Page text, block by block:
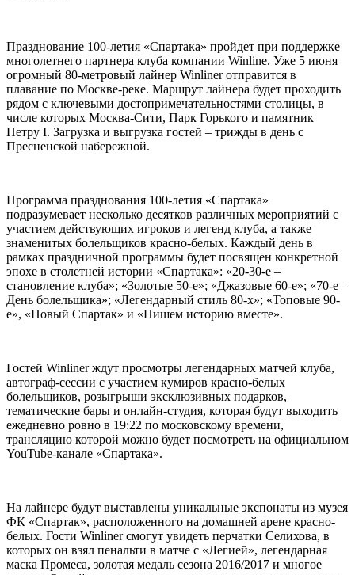
Празднование 100-летия «Спартака» пройдет при поддержке
многолетнего партнера клуба компании Winline. Уже 5 июня
огромный 80-метровый лайнер Winliner отправится в
плавание по Москве-реке. Маршрут лайнера будет проходить
рядом с ключевыми достопримечательностями столицы, в
числе которых Москва-Сити, Парк Горького и памятник
Петру I. Загрузка и выгрузка гостей – трижды в день с
Пресненской набережной.
Программа празднования 100-летия «Спартака»
подразумевает несколько десятков различных мероприятий с
участием действующих игроков и легенд клуба, а также
знаменитых болельщиков красно-белых. Каждый день в
рамках праздничной программы будет посвящен конкретной
эпохе в столетней истории «Спартака»: «20-30-е –
становление клуба»; «Золотые 50-е»; «Джазовые 60-е»; «70-е –
День болельщика»; «Легендарный стиль 80-х»; «Топовые 90-
е», «Новый Спартак» и «Пишем историю вместе».
Гостей Winliner ждут просмотры легендарных матчей клуба,
автограф-сессии с участием кумиров красно-белых
болельщиков, розыгрыши эксклюзивных подарков,
тематические бары и онлайн-студия, которая будут выходить
ежедневно ровно в 19:22 по московскому времени,
трансляцию которой можно будет посмотреть на официальном
YouTube-канале «Спартака».
На лайнере будут выставлены уникальные экспонаты из музея
ФК «Спартак», расположенного на домашней арене красно-
белых. Гости Winliner смогут увидеть перчатки Селихова, в
которых он взял пенальти в матче с «Легией», легендарная
маска Промеса, золотая медаль сезона 2016/2017 и многое